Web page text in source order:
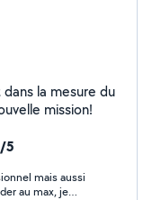
la mesure du
mission!
5
mais aussi
au max, je